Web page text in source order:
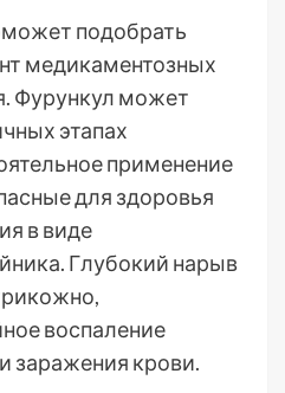
подобрать
медикаментозных
Фурункул может
этапах
применение
для здоровья
в виде
Глубокий нарыв
воспаление
заражения крови.